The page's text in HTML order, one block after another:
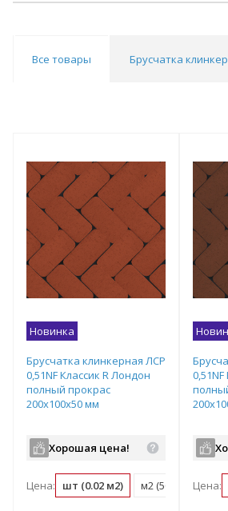
Все товары Брусчатка
Новинка
Брусчатка клинкерная ЛСР
0,51NF Классик R Лондон
полный прокрас
200х100х50 мм
Хорошая цена!
Цена: шт (0.02 м2) м2 (50 шт) Цена: